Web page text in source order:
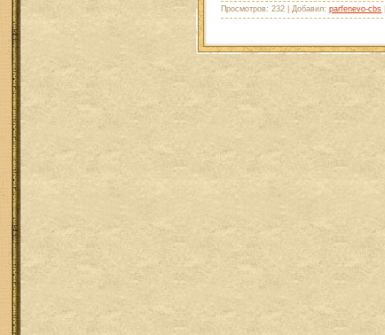
Просмотров: 232 | Добавил:parfenevo-cbs